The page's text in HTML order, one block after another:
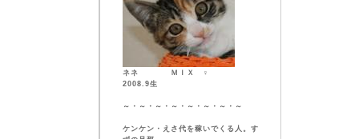
ネネ ＭＩＸ ♀
2008.9生
～・～・～・～・～・～・～・～
ケンケン・えさ代を稼いでくる人。す